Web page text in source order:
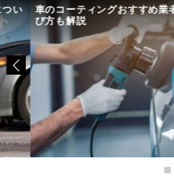
い 車のコーティングおすすめ
び方も解説